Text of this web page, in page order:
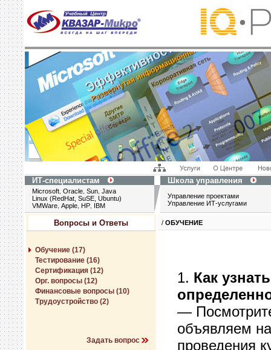
ИТ-специалистам Школа управления
Microsoft Oracle Sun Java
Linux (RedHat, SuSE, Ubuntu)
VMWare Apple HP IBM
Управление проектами
Управление ИТ-услугами
Вопросы и Ответы
Обучение (17)
Тестирование (16)
Сертификация (12)
Орг. вопросы (12)
Финансовые вопросы (10)
Трудоустройство (2)
Задать вопрос
/ ОБУЧЕНИЕ
1. Как
—
объявляем
проведения